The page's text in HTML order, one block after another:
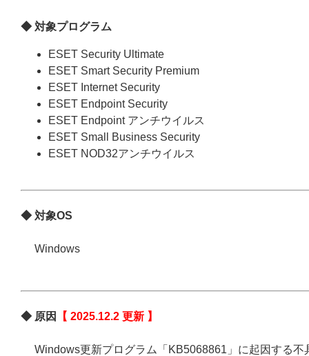
◆ 対象プログラム
ESET Security Ultimate
ESET Smart Security Premium
ESET Internet Security
ESET Endpoint Security
ESET Endpoint アンチウイルス
ESET Small Business Security
ESET NOD32アンチウイルス
◆ 対象OS
Windows
◆ 原因 【 2025.12.2 更新 】
Windows更新プログラム「KB5068861」に起因する